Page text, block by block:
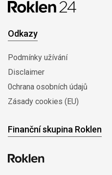
Odkazy
Podmínky užívání
Disclaimer
0chrana osobních údajů
Zásady cookies (EU)
Finanční skupina Roklen